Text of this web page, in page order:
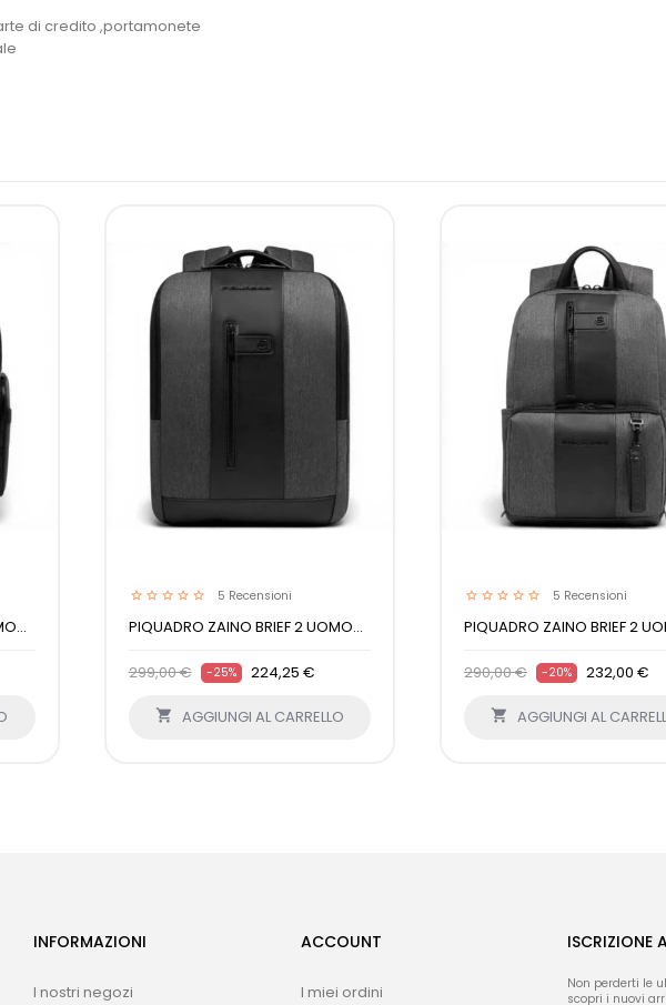
di credito ,portamonete
5 Recensioni
PIQUADRO ZAINO BRIEF 2 UOMO...
299,00 € -25% 224,25 €
 AGGIUNGI AL CARRELLO
5 Recensioni
PIQUADRO ZAINO BRIEF 2
290,00 € -20% 232,00 €
 AGGIUNGI AL
INFORMAZIONI
I nostri negozi
ACCOUNT
I miei ordini
ISCRIZIONE
Non perderti le
scopri i nuovi